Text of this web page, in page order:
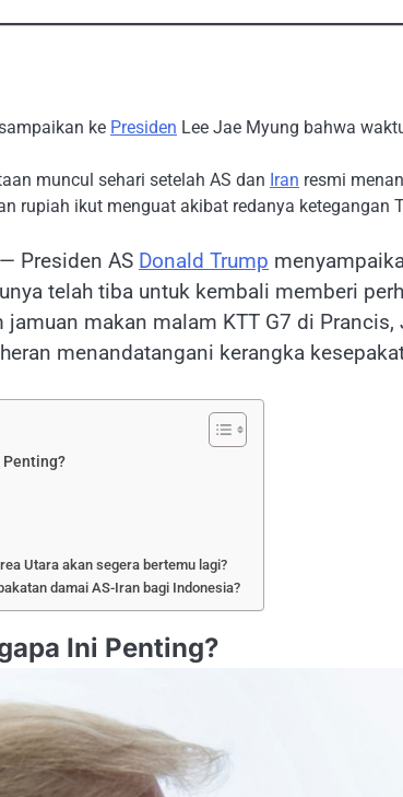
ke Presiden Lee Jae Myung bahwa
muncul sehari setelah AS dan Iran resmi
rupiah ikut menguat akibat redanya ketegangan
— Presiden AS Donald Trump
telah tiba untuk kembali memberi
jamuan makan malam KTT G7 di
menandatangani kerangka
Penting?
Utara akan segera bertemu lagi?
damai AS-Iran bagi Indonesia?
Ini Penting?